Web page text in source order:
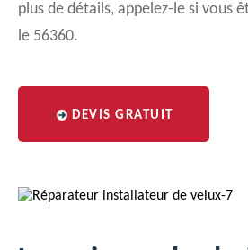
plus de détails, appelez-le si vous
le 56360.
DEVIS GRATUIT